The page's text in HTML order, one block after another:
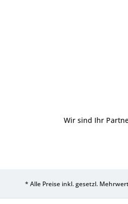
Wir sind Ihr
* Alle Preise inkl. gesetzl.